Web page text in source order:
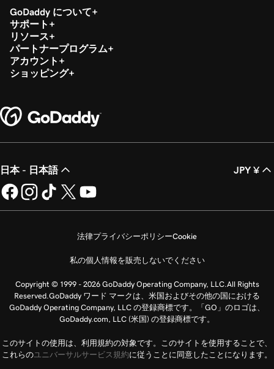
GoDaddy について
サポート
リソース
パートナープログラム
アカウント
ショッピング
日本 - 日本語 JPY ¥
法律プライバシーポリシーCookie
私の個人情報を販売しないでください
Copyright © 1999 - 2026 GoDaddy Operating Company, LLC.All Rights
Reserved.GoDaddy ワード マークは、米国およびその他の国における
GoDaddy Operating Company, LLC の登録商標です。「GO」のロゴは、
GoDaddy.com, LLC (米国) の登録商標です。
このサイトの使用は、利用規約の対象です。このサイトを使用することで、
これらのユニバーサルサービス規約に従うことに同意したことになります。